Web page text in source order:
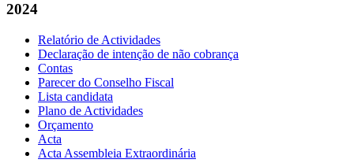
2024
Relatório de Actividades
Declaração de intenção de não cobrança
Contas
Parecer do Conselho Fiscal
Lista candidata
Plano de Actividades
Orçamento
Acta
Acta Assembleia Extraordinária